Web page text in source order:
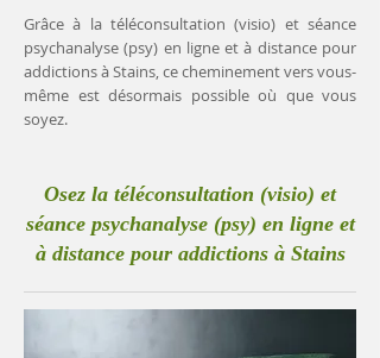
Grâce à la téléconsultation (visio) et séance
psychanalyse (psy) en ligne et à distance pour
addictions à Stains, ce cheminement vers vous-
même est désormais possible où que vous
soyez.
Osez la téléconsultation (visio) et
séance psychanalyse (psy) en ligne et
à distance pour addictions à Stains